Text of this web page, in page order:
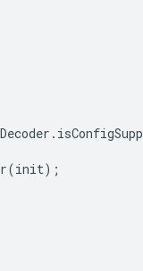
.
(init);